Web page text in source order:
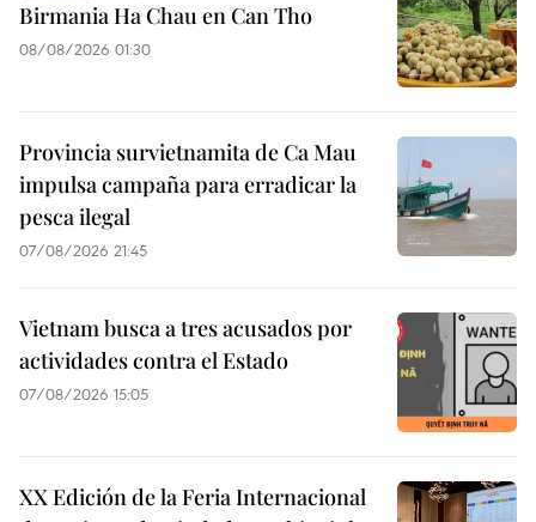
Birmania Ha Chau en Can Tho
08/08/2026 01:30
Provincia survietnamita de Ca Mau
impulsa campaña para erradicar la
pesca ilegal
07/08/2026 21:45
Vietnam busca a tres acusados por
actividades contra el Estado
07/08/2026 15:05
XX Edición de la Feria Internacional